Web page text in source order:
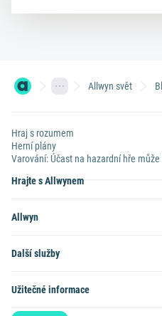
Allwyn svět
Hraj s rozumem
Herní plány
Varování: Účast na hazardní hře
Hrajte s Allwynem
Allwyn
Další služby
Užitečné informace